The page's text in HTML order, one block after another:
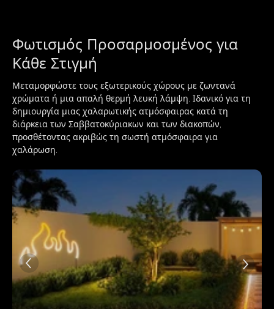
Φωτισμός Προσαρμοσμένος για
Κάθε Στιγμή
Μεταμορφώστε τους εξωτερικούς χώρους με ζωντανά
χρώματα ή μια απαλή θερμή λευκή λάμψη. Ιδανικό για τη
δημιουργία μιας χαλαρωτικής ατμόσφαιρας κατά τη
διάρκεια των Σαββατοκύριακων και των διακοπών,
προσθέτοντας ακριβώς τη σωστή ατμόσφαιρα για
χαλάρωση.